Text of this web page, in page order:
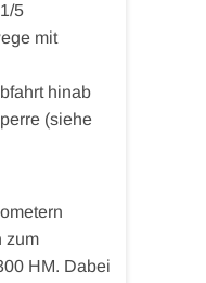
5
mit
hinab
(siehe
zum
HM. Dabei